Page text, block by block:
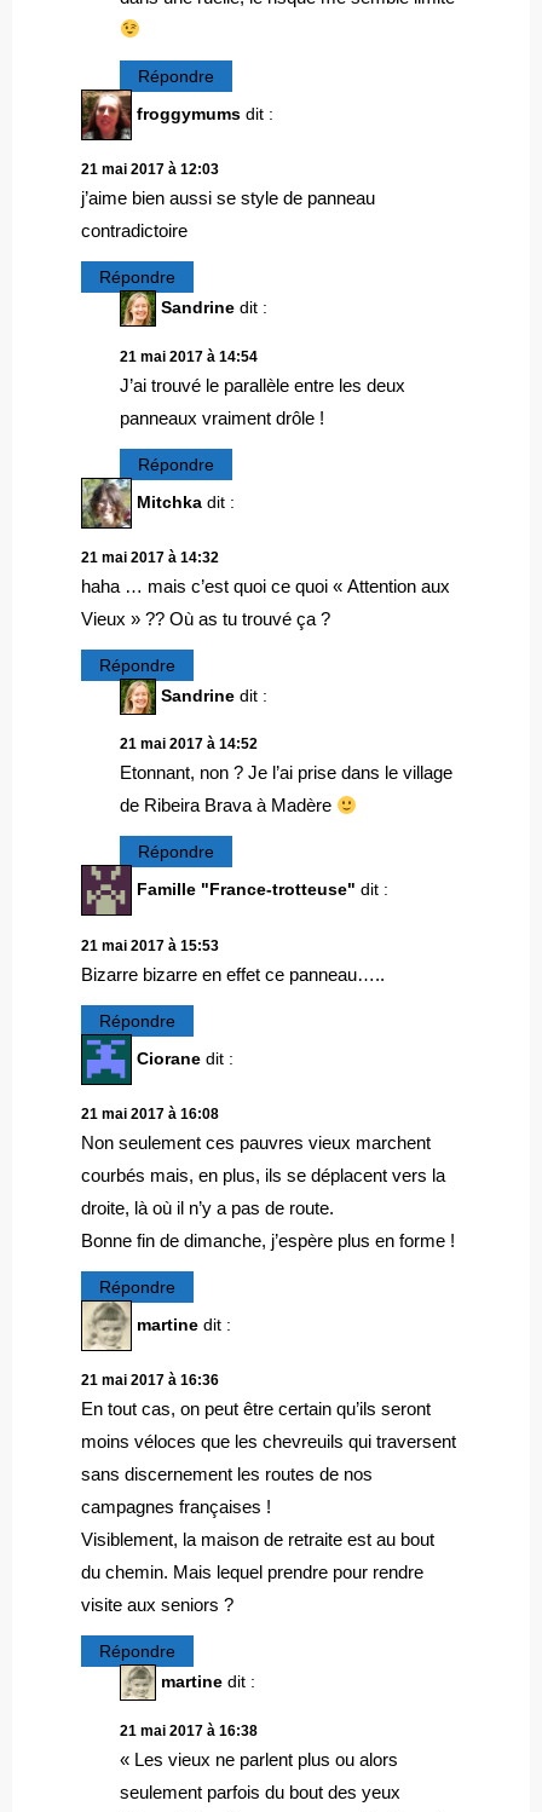
Répondre
froggymums dit :
21 mai 2017 à 12:03
j’aime bien aussi se style de panneau
contradictoire
Répondre
Sandrine dit :
21 mai 2017 à 14:54
J’ai trouvé le parallèle entre les deux
panneaux vraiment drôle !
Répondre
Mitchka dit :
21 mai 2017 à 14:32
haha … mais c’est quoi ce quoi « Attention aux
Vieux » ?? Où as tu trouvé ça ?
Répondre
Sandrine dit :
21 mai 2017 à 14:52
Etonnant, non ? Je l’ai prise dans le village
de Ribeira Brava à Madère
Répondre
Famille "France-trotteuse" dit :
21 mai 2017 à 15:53
Bizarre bizarre en effet ce panneau…..
Répondre
Ciorane dit :
21 mai 2017 à 16:08
Non seulement ces pauvres vieux marchent
courbés mais, en plus, ils se déplacent vers la
droite, là où il n’y a pas de route.
Bonne fin de dimanche, j’espère plus en forme !
Répondre
martine dit :
21 mai 2017 à 16:36
En tout cas, on peut être certain qu’ils seront
moins véloces que les chevreuils qui traversent
sans discernement les routes de nos
campagnes françaises !
Visiblement, la maison de retraite est au bout
du chemin. Mais lequel prendre pour rendre
visite aux seniors ?
Répondre
martine dit :
21 mai 2017 à 16:38
« Les vieux ne parlent plus ou alors
seulement parfois du bout des yeux